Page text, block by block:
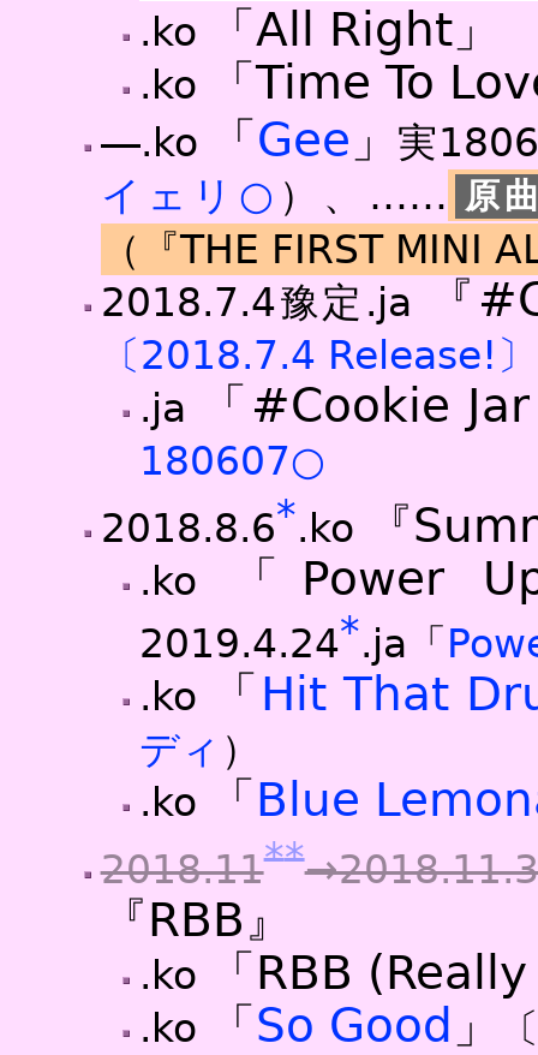
.ko
「All Right」
.ko 「Time To
―.ko 「 Gee 」
実
イェリ○ ） 、……
（『THE FIRST MINI
2018.7.4豫定.ja
『
〔2018.7.4 Release!
.ja
「#Cookie Jar
180607○
2018.8.6*.ko 『
.ko 「Power
2019.4.24*.ja「
.ko
「 Hit That
ディ ）
.ko
「 Blue
2018.11**
『RBB』
.ko 「RBB
.ko 「 So Good 」